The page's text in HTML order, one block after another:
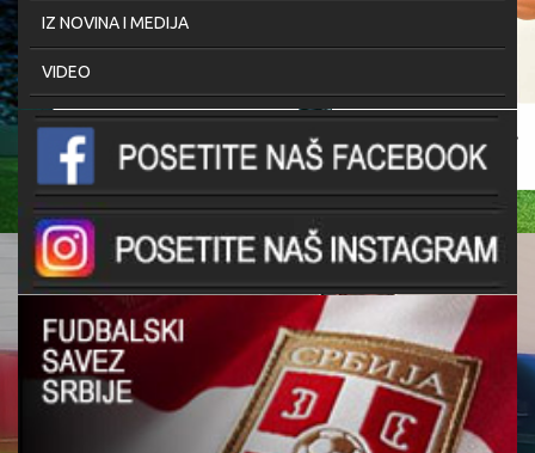
IZ NOVINA I MEDIJA
VIDEO